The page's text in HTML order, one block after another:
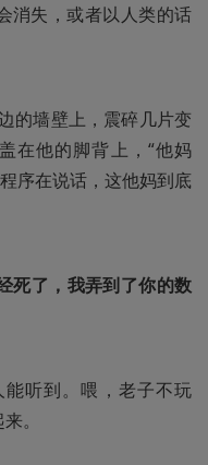
消失，或者以人类的话
的墙壁上，震碎几片变
在他的脚背上，“他妈
序在说话，这他妈到底
死了，我弄到了你的数
听到。喂，老子不玩
。